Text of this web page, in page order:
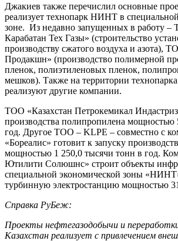
Джакиев также перечислил основные
реализует технопарк НИНТ в
зоне. Из недавно запущенных в работу
Карабатан Тех Газы» (строительство
производству сжатого воздуха и азота),
Продакшн» (производство полимерной
пленок, полиэтиленовых пленок,
мешков). Также на территории
реализуют другие компании.
ТОО «Казахстан Петрокемикал
производства полипропилена мощностью
год. Другое ТОО – KLPE – совместно с
«Бореалис» готовит к запуску
мощностью 1 250,0 тысячи тонн в год.
Ютилити Солюшнс» строит объекты
специальной экономической зоны
турбинную электростанцию мощностью
Справка РуБеж:
Проекты нефтегазодобычи и
Казахстан реализует с привлечением